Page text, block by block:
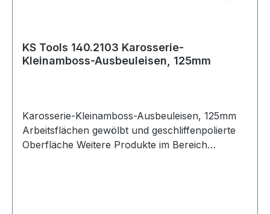
KS Tools 140.2103 Karosserie-
Kleinamboss-Ausbeuleisen, 125mm
Karosserie-Kleinamboss-Ausbeuleisen, 125mm
Arbeitsflächen gewölbt und geschliffenpolierte
Oberfläche Weitere Produkte im Bereich